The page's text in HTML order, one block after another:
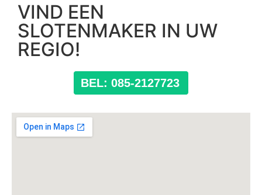
VIND EEN
SLOTENMAKER IN UW
REGIO!
BEL: 085-2127723